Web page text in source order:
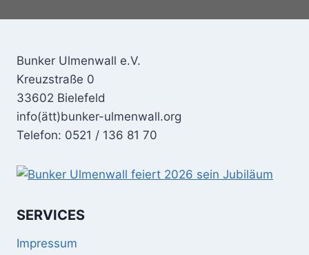
Bunker Ulmenwall e.V.
Kreuzstraße 0
33602 Bielefeld
info(ätt)bunker-ulmenwall.org
Telefon: 0521 / 136 81 70
SERVICES
Impressum